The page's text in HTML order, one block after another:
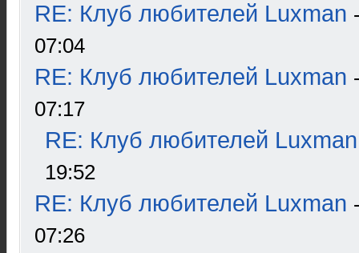
RE: Клуб любителей Luxman
07:04
RE: Клуб любителей Luxman
07:17
RE: Клуб любителей Luxman
19:52
RE: Клуб любителей Luxman
07:26